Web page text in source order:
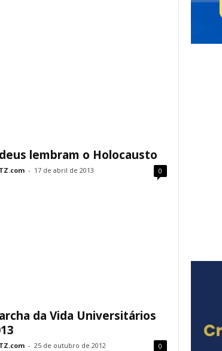
lembram o Holocausto
- 17 de abril de 2013 0
da Vida Universitários
- 25 de outubro de 2012 0